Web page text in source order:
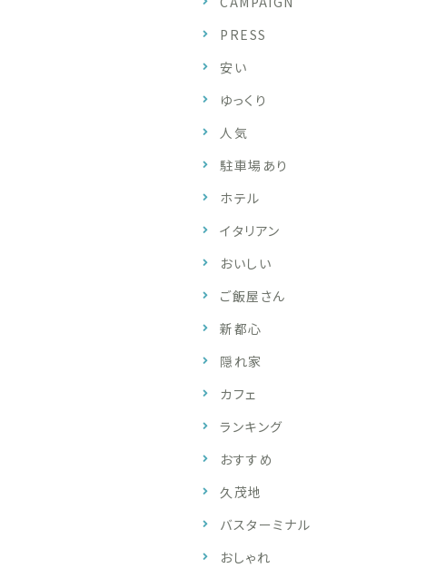
PRESS
安い
ゆっくり
人気
駐車場あり
ホテル
イタリアン
おいしい
ご飯屋さん
新都心
隠れ家
カフェ
ランキング
おすすめ
久茂地
バスターミナル
おしゃれ